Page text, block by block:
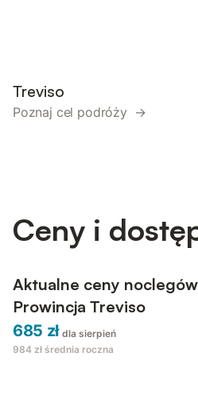
Treviso
Poznaj cel podróży →
Ceny i
Aktualne ceny
Prowincja Treviso
685 zł dla sierpień
984 zł średnia roczna